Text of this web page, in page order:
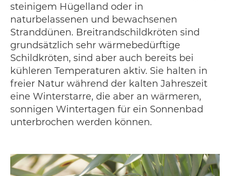
steinigem Hügelland oder in
naturbelassenen und bewachsenen
Stranddünen. Breitrandschildkröten sind
grundsätzlich sehr wärmebedürftige
Schildkröten, sind aber auch bereits bei
kühleren Temperaturen aktiv. Sie halten in
freier Natur während der kalten Jahreszeit
eine Winterstarre, die aber an wärmeren,
sonnigen Wintertagen für ein Sonnenbad
unterbrochen werden können.